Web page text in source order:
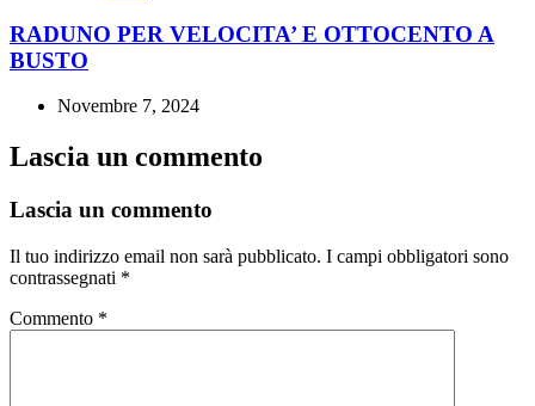
RADUNO PER VELOCITA’ E OTTOCENTO A
BUSTO
Novembre 7, 2024
Lascia un commento
Lascia un commento
Il tuo indirizzo email non sarà pubblicato. I campi obbligatori sono
contrassegnati *
Commento *